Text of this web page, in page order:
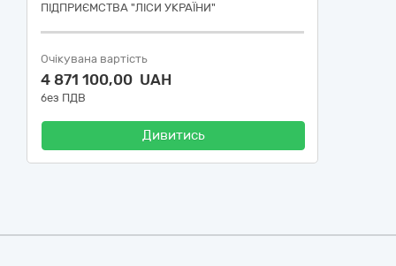
ПІДПРИЄМСТВА "ЛІСИ УКРАЇНИ"
Очікувана вартість
4 871 100,00 UAH
без ПДВ
Дивитись